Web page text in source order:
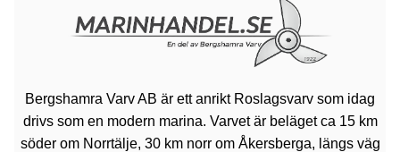
Bergshamra Varv AB är ett anrikt Roslagsvarv som idag
drivs som en modern marina. Varvet är beläget ca 15 km
söder om Norrtälje, 30 km norr om Åkersberga, längs väg